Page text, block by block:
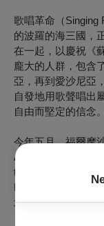
歌唱革命（Singing
的波羅的海三國，
在一起，以慶祝《
龐大的人群，包含
亞，再到愛沙尼亞
自發地用歌聲唱出
自由而堅定的信念。
今年五月，福爾摩
Augustinas來台，
thing with feathers>
Muzika合唱團的指
北國際合唱音樂節